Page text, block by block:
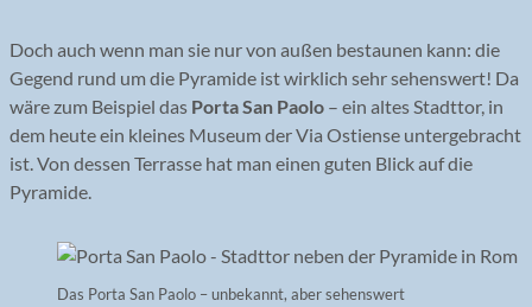
Doch auch wenn man sie nur von außen bestaunen kann: die
Gegend rund um die Pyramide ist wirklich sehr sehenswert! Da
wäre zum Beispiel das Porta San Paolo – ein altes Stadttor, in
dem heute ein kleines Museum der Via Ostiense untergebracht
ist. Von dessen Terrasse hat man einen guten Blick auf die
Pyramide.
Das Porta San Paolo – unbekannt, aber sehenswert